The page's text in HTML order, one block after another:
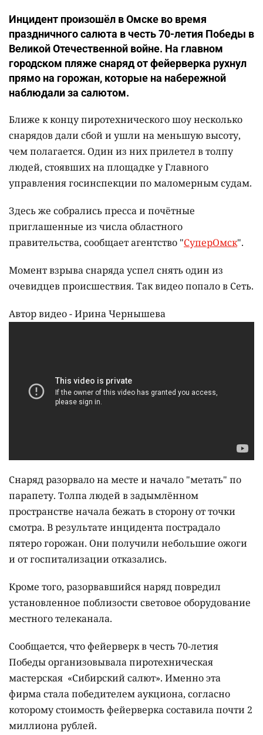
Инцидент произошёл в Омске во время
праздничного салюта в честь 70-летия Победы в
Великой Отечественной войне. На главном
городском пляже снаряд от фейерверка рухнул
прямо на горожан, которые на набережной
наблюдали за салютом.
Ближе к концу пиротехнического шоу несколько
снарядов дали сбой и ушли на меньшую высоту,
чем полагается. Один из них прилетел в толпу
людей, стоявших на площадке у Главного
управления госинспекции по маломерным судам.
Здесь же собрались пресса и почётные
приглашенные из числа областного
правительства, сообщает агентство "СуперОмск".
Момент взрыва снаряда успел снять один из
очевидцев происшествия. Так видео попало в Сеть.
Автор видео - Ирина Чернышева
Снаряд разорвало на месте и начало "метать" по
парапету. Толпа людей в задымлённом
пространстве начала бежать в сторону от точки
смотра. В результате инцидента пострадало
пятеро горожан. Они получили небольшие ожоги
и от госпитализации отказались.
Кроме того, разорвавшийся наряд повредил
установленное поблизости световое оборудование
местного телеканала.
Сообщается, что фейерверк в честь 70-летия
Победы организовывала пиротехническая
мастерская «Сибирский салют». Именно эта
фирма стала победителем аукциона, согласно
которому стоимость фейерверка составила почти 2
миллиона рублей.